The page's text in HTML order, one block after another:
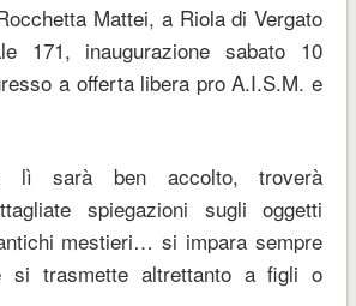
Mattei, a Riola di Vergato
171, inaugurazione sabato 10
a offerta libera pro A.I.S.M. e
lì sarà ben accolto, troverà
spiegazioni sugli oggetti
mestieri… si impara sempre
si trasmette altrettanto a figli o